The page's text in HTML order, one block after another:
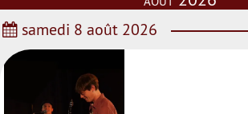
samedi 8 août 2026